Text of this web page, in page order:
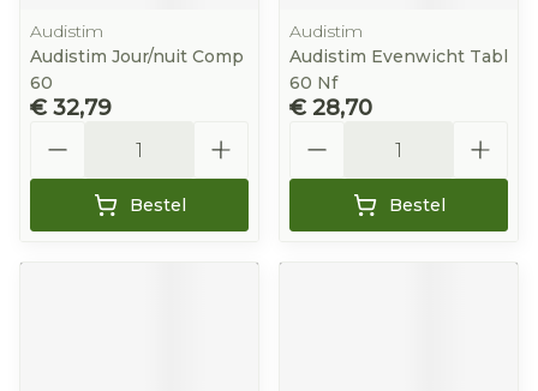
Audistim
Audistim Jour/nuit Comp
60
€ 32,79
Bestel
Audistim
Audistim Evenwicht Tabl
60 Nf
€ 28,70
Bestel